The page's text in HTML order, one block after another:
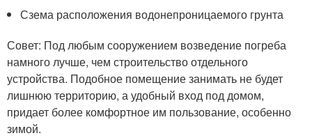
Сзема расположения водонепроницаемого грунта
Совет: Под любым сооружением возведение погреба
намного лучше, чем строительство отдельного
устройства. Подобное помещение занимать не будет
лишнюю территорию, а удобный вход под домом,
придает более комфортное им пользование, особенно
зимой.